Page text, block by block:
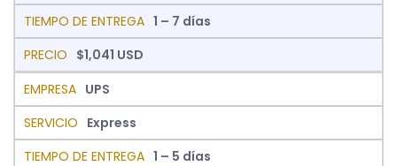
1 – 7 días
$1,041 USD
UPS
Express
1 – 5 días